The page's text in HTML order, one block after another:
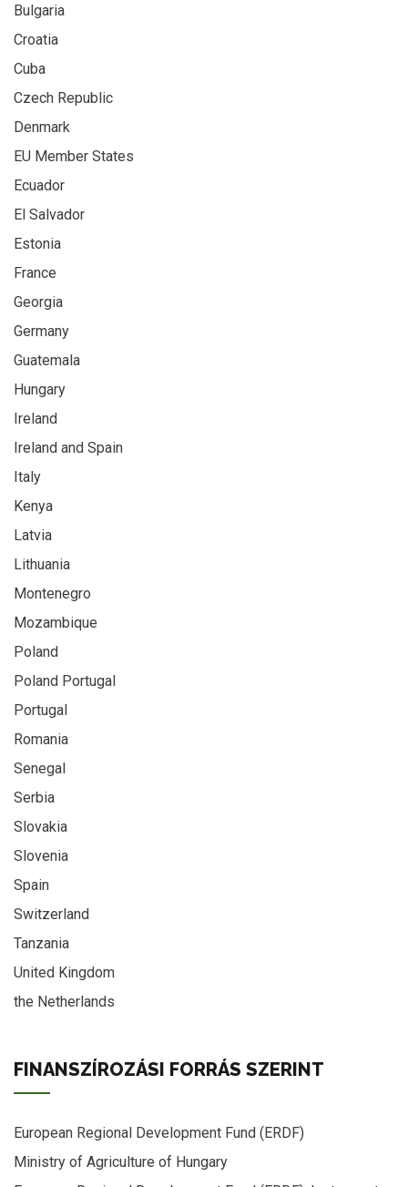
Bulgaria
Croatia
Cuba
Czech Republic
Denmark
EU Member States
Ecuador
El Salvador
Estonia
France
Georgia
Germany
Guatemala
Hungary
Ireland
Ireland and Spain
Italy
Kenya
Latvia
Lithuania
Montenegro
Mozambique
Poland
Poland Portugal
Portugal
Romania
Senegal
Serbia
Slovakia
Slovenia
Spain
Switzerland
Tanzania
United Kingdom
the Netherlands
FINANSZÍROZÁSI FORRÁS SZERINT
European Regional Development Fund (ERDF)
Ministry of Agriculture of Hungary